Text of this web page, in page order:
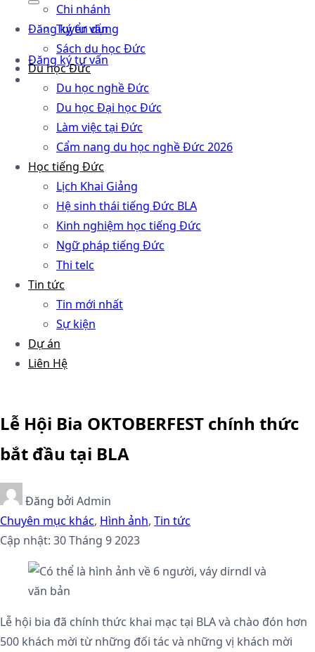
Đăng ký tư vấn
Đăng ký tư vấn
Chi nhánh
Tuyển dụng
Sách du học Đức
Du học Đức
Du học nghề Đức
Du học Đại học Đức
Làm việc tại Đức
Cẩm nang du học nghề Đức 2026
Học tiếng Đức
Lịch Khai Giảng
Hệ sinh thái tiếng Đức BLA
Kinh nghiệm học tiếng Đức
Ngữ pháp tiếng Đức
Thi telc
Tin tức
Tin mới nhất
Sự kiện
Dự án
Liên Hệ
Lễ Hội Bia OKTOBERFEST chính thức
bắt đầu tại BLA
Đăng bởi Admin
Chuyên mục khác, Hình ảnh, Tin tức
Cập nhật: 30 Tháng 9 2023
Lễ hội bia đã chính thức khai mạc tại BLA và chào đón hơn
500 khách mời từ những đối tác và những vị khách mời